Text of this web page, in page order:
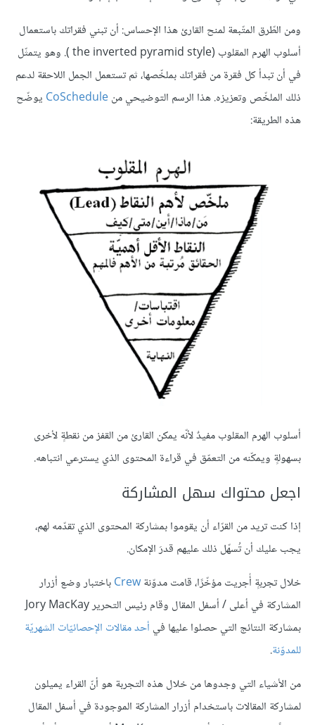
ومن الطّرق المتّبعة لمنح القارئ هذا الإحساس: أن تبني فقراتك باستعمال
أسلوب الهرم المقلوب (the inverted pyramid style ). وهو يتمثّل
في أن تبدأ كل فقرة من فقراتك بملخّصها، ثم تستعمل الجمل اللاحقة لدعم
ذلك الملخّص وتعزيزه. هذا الرسم التوضيحي منCoSchedule يوضّح
هذه الطريقة:
أسلوب الهرم المقلوب مفيدٌ لأنّه يمكن القارئ من القفز من نقطةٍ لأخرى
بسهولةٍ ويمكّنه من التعمّق في قراءة المحتوى الذي يسترعي انتباهه.
اجعل محتواك سهل المشاركة
إذا كنت تريد من القرّاء أن يقوموا بمشاركة المحتوى الذي تقدّمه لهم،
يجب عليك أن تُسهّل ذلك عليهم قدرَ الإمكان.
خلال تجربةٍ أُجريت مؤخّرًا، قامت مدوّنةCrewباختبار وضع أزرار
المشاركة في أعلى / أسفل المقال وقام رئيس التحرير Jory MacKay
بمشاركة النتائج التي حصلوا عليها في أحد مقالات الإحصائيّات الشهريّة
للمدوّنة.
من الأشياء التي وجدوها من خلال هذه التجربة هو أنّ القراء يميلون
لمشاركة المقالات باستخدام أزرار المشاركة الموجودة في أسفل المقال